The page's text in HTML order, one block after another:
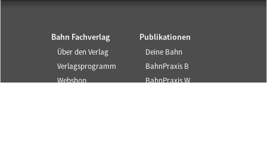
Bahn Fachverlag
Über den Verlag
Verlagsprogramm
Webshop
Publikationen
Deine Bahn
BahnPraxis B
BahnPraxis W